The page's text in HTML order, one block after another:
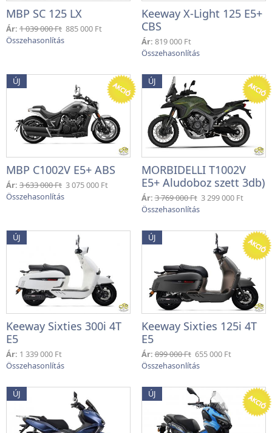
MBP SC 125 LX
Ár: 1 039 000 Ft 885 000 Ft
Keeway X-Light 125 E5+
CBS
Ár: 819 000 Ft
ÚJ
MBP C1002V E5+ ABS
Ár: 3 633 000 Ft 3 075 000 Ft
ÚJ
MORBIDELLI T1002V
E5+ Aludoboz szett 3db)
Ár:3 769 000 Ft 3 299 000 Ft
ÚJ
Keeway Sixties 300i 4T
E5
Ár: 1 339 000 Ft
ÚJ
Keeway Sixties 125i 4T
E5
Ár:899 000 Ft 655 000 Ft
ÚJ ÚJ